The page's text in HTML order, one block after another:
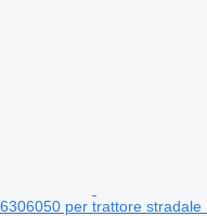
per trattore stradale